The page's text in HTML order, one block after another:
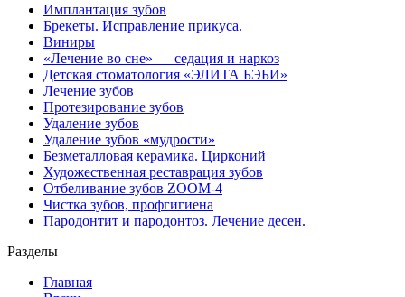
Имплантация зубов
Брекеты. Исправление прикуса.
Виниры
«Лечение во сне» — седация и наркоз
Детская стоматология «ЭЛИТА БЭБИ»
Лечение зубов
Протезирование зубов
Удаление зубов
Удаление зубов «мудрости»
Безметалловая керамика. Цирконий
Художественная реставрация зубов
Отбеливание зубов ZOOM-4
Чистка зубов, профгигиена
Пародонтит и пародонтоз. Лечение десен.
Разделы
Главная